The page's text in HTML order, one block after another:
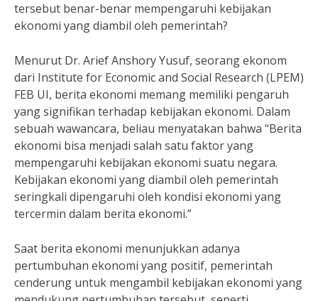
tersebut benar-benar mempengaruhi kebijakan
ekonomi yang diambil oleh pemerintah?
Menurut Dr. Arief Anshory Yusuf, seorang ekonom
dari Institute for Economic and Social Research (LPEM)
FEB UI, berita ekonomi memang memiliki pengaruh
yang signifikan terhadap kebijakan ekonomi. Dalam
sebuah wawancara, beliau menyatakan bahwa “Berita
ekonomi bisa menjadi salah satu faktor yang
mempengaruhi kebijakan ekonomi suatu negara.
Kebijakan ekonomi yang diambil oleh pemerintah
seringkali dipengaruhi oleh kondisi ekonomi yang
tercermin dalam berita ekonomi.”
Saat berita ekonomi menunjukkan adanya
pertumbuhan ekonomi yang positif, pemerintah
cenderung untuk mengambil kebijakan ekonomi yang